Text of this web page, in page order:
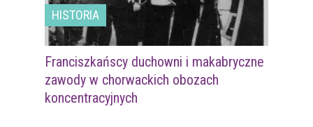
HISTORIA
Franciszkańscy duchowni i makabryczne
zawody w chorwackich obozach
koncentracyjnych